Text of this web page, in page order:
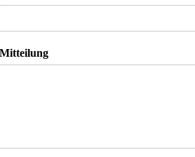
Mitteilung